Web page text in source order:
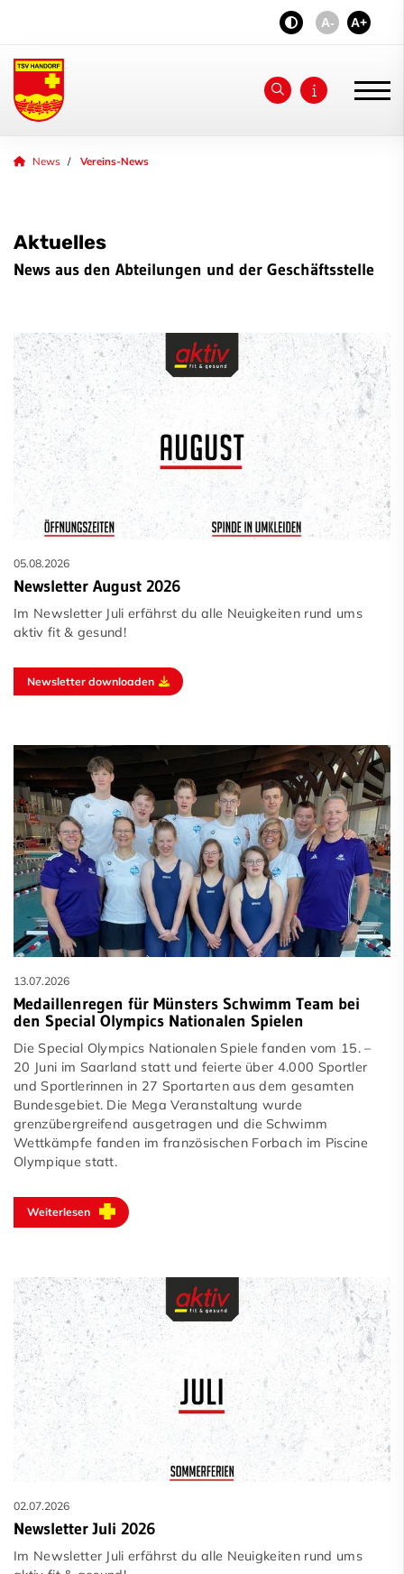
A- A+
News Vereins-News
Aktuelles
News aus den Abteilungen und der Geschäftsstelle
05.08.2026
Newsletter August 2026
Im Newsletter Juli erfährst du alle Neuigkeiten rund ums
aktiv fit & gesund!
Newsletter downloaden
13.07.2026
Medaillenregen für Münsters Schwimm Team bei
den Special Olympics Nationalen Spielen
Die Special Olympics Nationalen Spiele fanden vom 15. –
20 Juni im Saarland statt und feierte über 4.000 Sportler
und Sportlerinnen in 27 Sportarten aus dem gesamten
Bundesgebiet. Die Mega Veranstaltung wurde
grenzübergreifend ausgetragen und die Schwimm
Wettkämpfe fanden im französischen Forbach im Piscine
Olympique statt.
Weiterlesen
02.07.2026
Newsletter Juli 2026
Im Newsletter Juli erfährst du alle Neuigkeiten rund ums
Unser Verein
Jubiläum 2026
aktiv - fit & gesund
Sponsoren
Unser Service